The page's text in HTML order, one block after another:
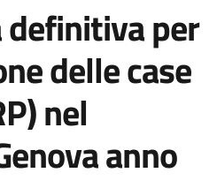
per
delle case
nel
anno